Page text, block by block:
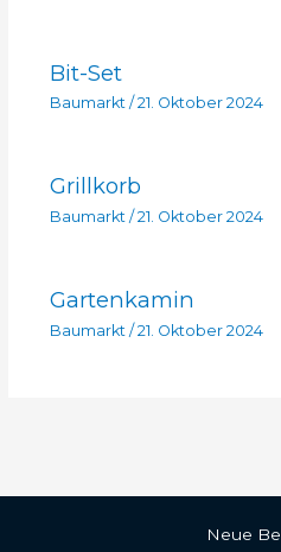
Bit-Set
Baumarkt / 21. Oktober 2024
Grillkorb
Baumarkt /21. Oktober 2024
Gartenkamin
Baumarkt /21. Oktober 2024
Neue